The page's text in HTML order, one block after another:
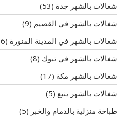
شغالات بالشهر جدة (53)
شغالات بالشهر في القصيم (9)
شغالات بالشهر في المدينة المنورة (6)
شغالات بالشهر في تبوك (8)
شغالات بالشهر مكة (17)
شغالات بالشهر ينبع (5)
طباخة منزلية بالدمام والخبر (5)